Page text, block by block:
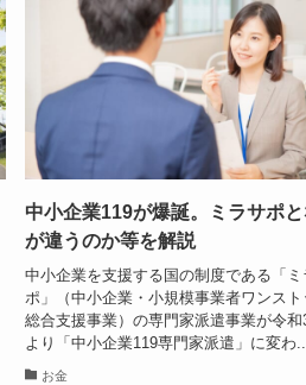
中小企業119が爆誕。ミラサポ
が違うのか等を解説
中小企業を支援する国の制度である「ミ
ポ」（中小企業・小規模事業者ワンス
総合支援事業）の専門家派遣事業が令和
より「中小企業119専門家派遣」に変わ...
お金